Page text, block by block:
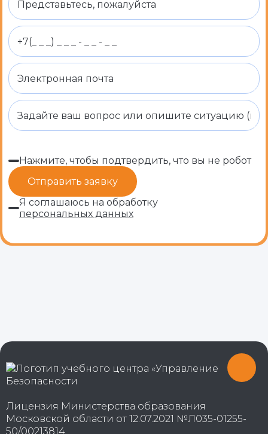
Нажмите, чтобы подтвердить, что вы не робот
Я соглашаюсь на обработку
персональных данных
Лицензия Министерства образования
Московской области от 12.07.2021 №Л035-01255-
50/00213814.